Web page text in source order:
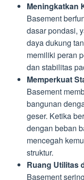
Meningkatkan
Basement
dasar pondasi,
daya dukung
memiliki peran
dan stabilitas
Memperkuat
Basement
bangunan
geser. Ketika
dengan beban
mencegah
struktur.
Ruang Utilitas
Basement